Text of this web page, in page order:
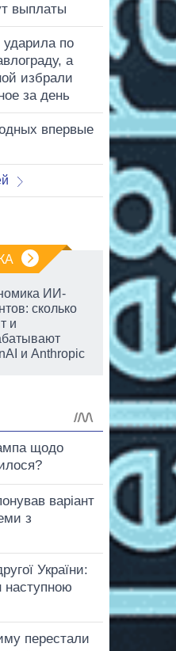
выплаты
ударила по
а
избрали
за день
впервые
ИИ-
сколько
и
и Anthropic